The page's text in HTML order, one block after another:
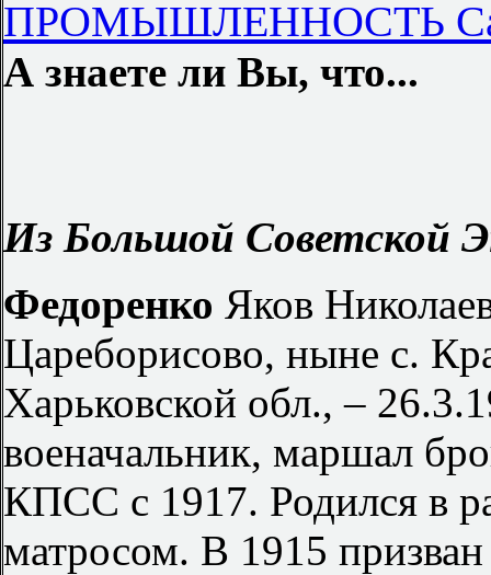
ПРОМЫШЛЕННОСТЬ
А знаете ли Вы, что...
Из Большой Советской
Федоренко Яков
Цареборисово, ныне с.
Харьковской обл., –
военачальник, маршал
КПСС с 1917. Родился в
матросом. В 1915